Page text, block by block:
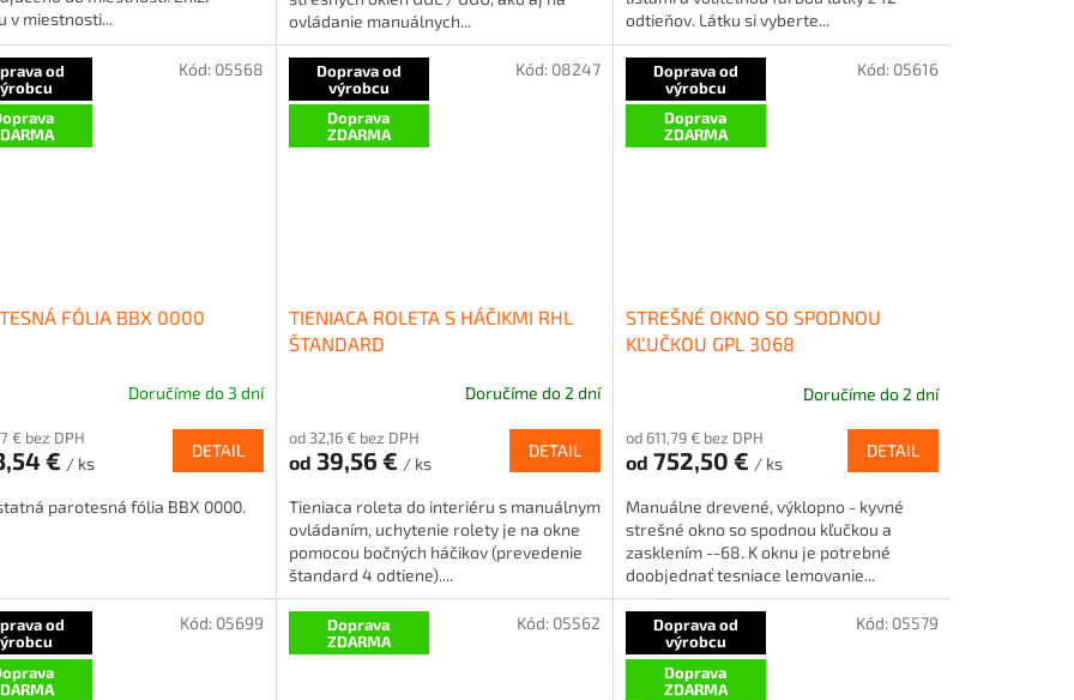
v miestnosti...
ovládanie manuálnych...
odtieňov. Látku si vyberte...
od
FÓLIA BBX 0000
Doručíme do 3 dní
€ bez DPH
€ / ks
DETAIL
parotesná fólia BBX 0000.
Kód: 05568
Doprava od
výrobcu
Doprava
ZDARMA
TIENIACA ROLETA S HÁČIKMI RHL
ŠTANDARD
Doručíme do 2 dní
od 32,16 € bez DPH
od 39,56 € / ks
DETAIL
Tieniaca roleta do interiéru s manuálnym
ovládaním, uchytenie rolety je na okne
pomocou bočných háčikov (prevedenie
štandard 4 odtiene)....
Kód: 08247
Doprava od
výrobcu
Doprava
ZDARMA
STREŠNÉ OKNO SO SPODNOU
KĽUČKOU GPL 3068
Doručíme do 2 dní
od 611,79 € bez DPH
od 752,50 € / ks
DETAIL
Manuálne drevené, výklopno - kyvné
strešné okno so spodnou kľučkou a
zasklením --68. K oknu je potrebné
doobjednať tesniace lemovanie...
Kód: 05616
od
Kód: 05699
Doprava
ZDARMA
Kód: 05562
Doprava od
výrobcu
Doprava
ZDARMA
Kód: 05579